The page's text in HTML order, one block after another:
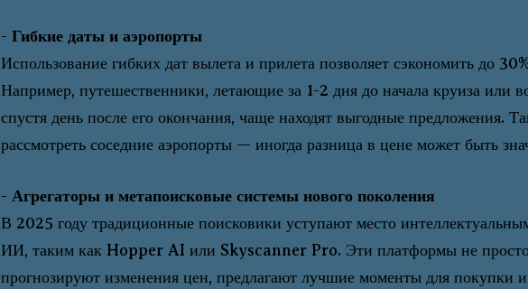
- Гибкие даты и аэропорты
Использование гибких дат вылета и прилета позволяет сэкономить до
Например, путешественники, летающие за 1-2 дня до начала круиза или
спустя день после его окончания, чаще находят выгодные предложения.
рассмотреть соседние аэропорты — иногда разница в цене может быть
- Агрегаторы и метапоисковые системы нового поколения
В 2025 году традиционные поисковики уступают место
ИИ, таким как Hopper AI или Skyscanner Pro. Эти платформы не
прогнозируют изменения цен, предлагают лучшие моменты для покупки